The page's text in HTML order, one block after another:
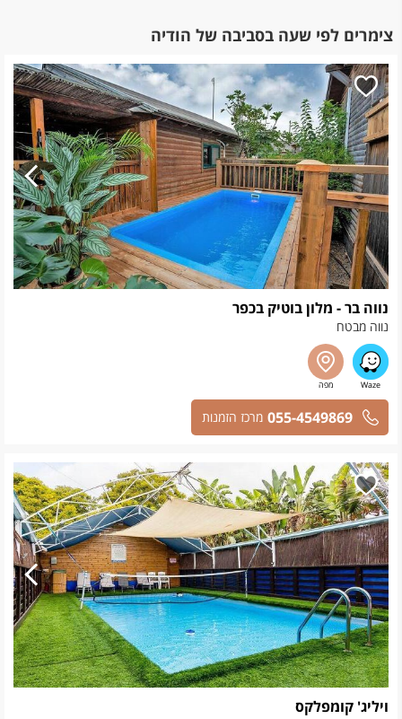
צימרים לפי שעה בסביבה של הודיה
נווה בר - מלון בוטיק בכפר
נווה מבטח
055-4549869 מרכז הזמנות
ויליג' קומפלקס